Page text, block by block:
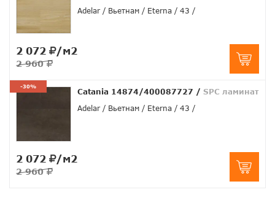
Adelar
Вьетнам Eterna 43
2 072 /м2
2 960
-30%
Catania 14874/400087727 / SPC ламинат
Adelar
Вьетнам Eterna 43
2 072 /м2
2 960